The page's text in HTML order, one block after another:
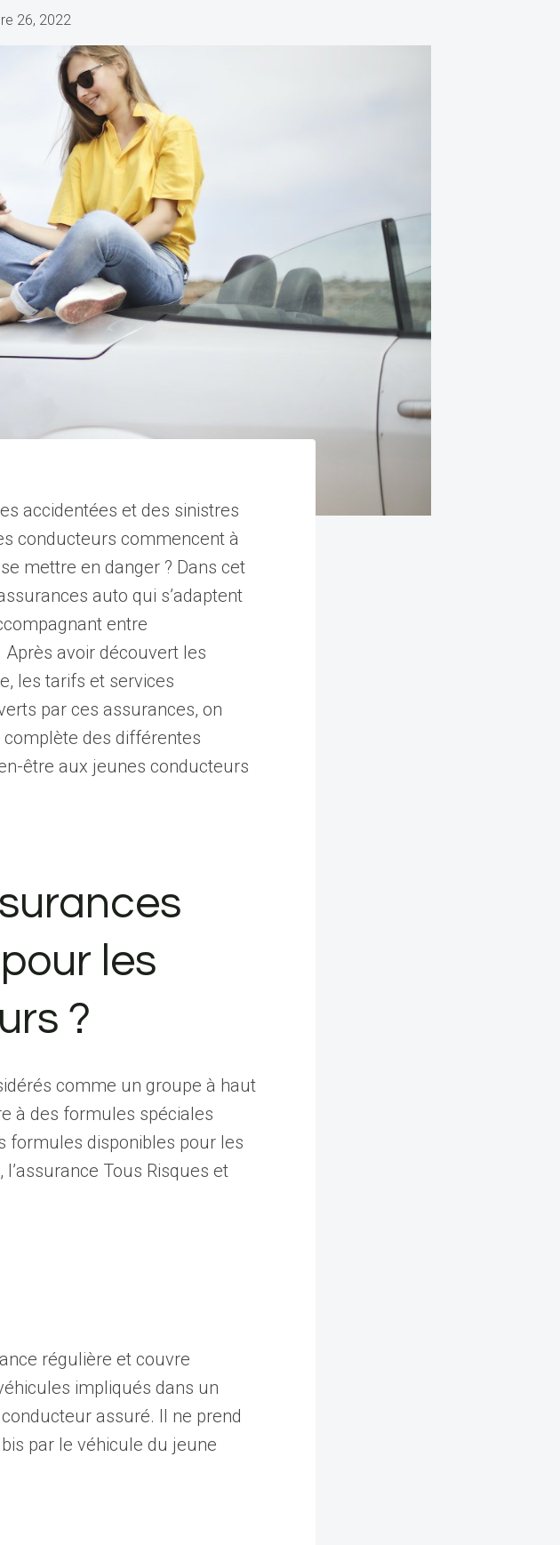
26, 2022
accidentées et des sinistres
conducteurs commencent à
mettre en danger ? Dans cet
auto qui s’adaptent
entre
Après avoir découvert les
les tarifs et services
par ces assurances, on
des différentes
être aux jeunes conducteurs
les
?
comme un groupe à haut
à des formules spéciales
formules disponibles pour les
Tous Risques et
régulière et couvre
impliqués dans un
assuré. Il ne prend
par le véhicule du jeune